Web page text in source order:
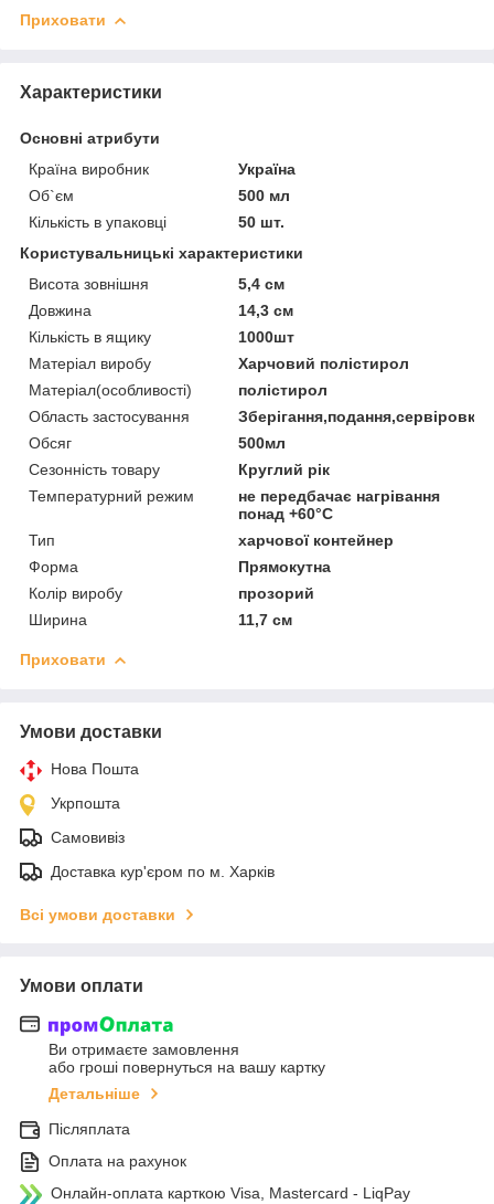
Приховати
Характеристики
Основні атрибути
Країна виробник
Україна
Об`єм
500 мл
Кількість в упаковці
50 шт.
Користувальницькі характеристики
Висота зовнішня
5,4 см
Довжина
14,3 см
Кількість в ящику
1000шт
Матеріал виробу
Харчовий полістирол
Матеріал(особливості)
полістирол
Область застосування
Зберігання,подання,сервіровка
Обсяг
500мл
Сезонність товару
Круглий рік
Температурний режим
не передбачає нагрівання
понад +60°С
Тип
харчової контейнер
Форма
Прямокутна
Колір виробу
прозорий
Ширина
11,7 см
Приховати
Умови доставки
Нова Пошта
Укрпошта
Самовивіз
Доставка кур'єром по м. Харків
Всі умови доставки
Умови оплати
Ви отримаєте замовлення
або гроші повернуться на вашу картку
Детальніше
Післяплата
Оплата на рахунок
Онлайн-оплата карткою Visa, Mastercard - LiqPay